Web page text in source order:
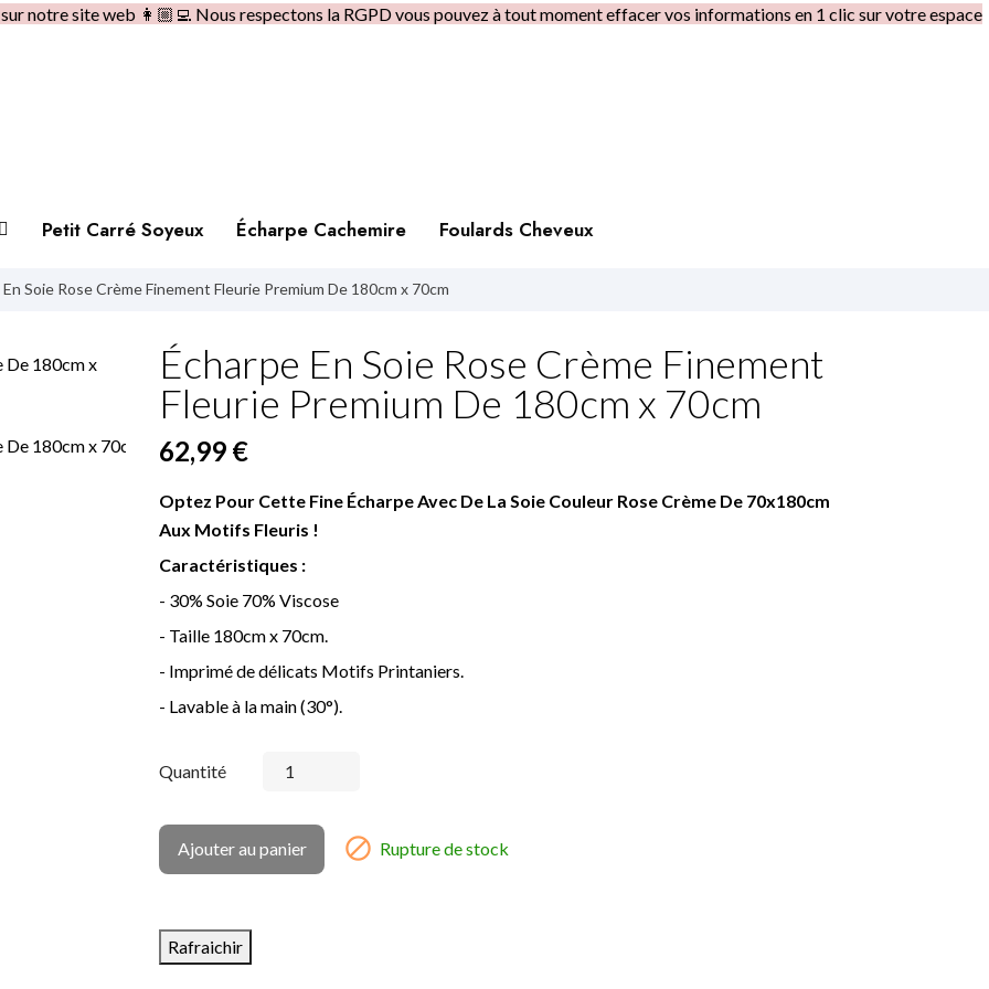
notre site web 👩🏼‍💻 Nous respectons la RGPD vous pouvez à tout moment effacer vos informations en 1 clic sur votre espace
Petit Carré Soyeux Écharpe Cachemire Foulards Cheveux
Soie Rose Crème Finement Fleurie Premium De 180cm x 70cm
Écharpe En Soie Rose Crème Finement
Fleurie Premium De 180cm x 70cm
62,99 €
Optez Pour Cette Fine Écharpe Avec De La Soie Couleur Rose Crème De 70x180cm
Aux Motifs Fleuris !
Caractéristiques :
- 30% Soie 70% Viscose
- Taille 180cm x 70cm.
- Imprimé de délicats Motifs Printaniers.
- Lavable à la main (30°).
Quantité
Ajouter au panier  Rupture de stock